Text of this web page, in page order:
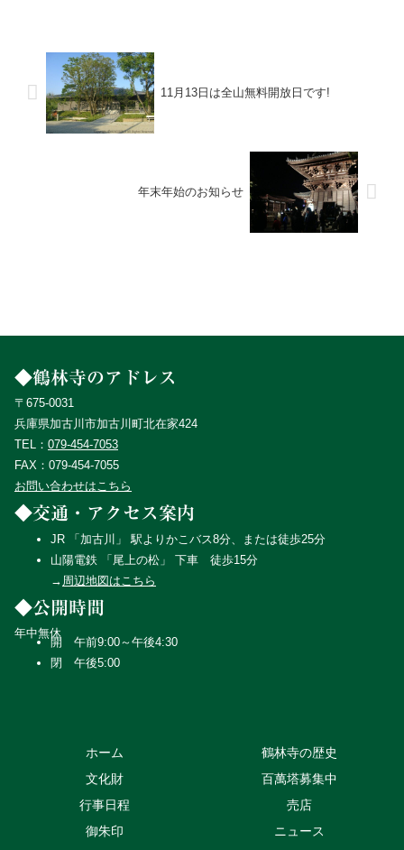
11月13日は全山無料開放日です!
年末年始のお知らせ
◆鶴林寺のアドレス
〒675-0031
兵庫県加古川市加古川町北在家424
TEL： 079-454-7053
FAX：079-454-7055
お問い合わせはこちら
◆交通・アクセス案内
JR 「加古川」 駅よりかこバス8分、または徒歩25分
山陽電鉄 「尾上の松」 下車 徒歩15分
→ 周辺地図はこちら
◆公開時間
年中無休
開 午前9:00～午後4:30
閉 午後5:00
ホーム
鶴林寺の歴史
文化財
百萬塔募集中
行事日程
売店
御朱印
ニュース